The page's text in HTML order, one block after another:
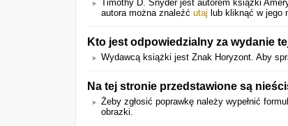
Timothy D. Snyder jest autorem książki
autora można znaleźć utaj lub kliknąć w jego
Kto jest odpowiedzialny za wydanie
Wydawcą książki jest Znak Horyzont. Aby
Na tej stronie przedstawione są
Żeby zgłosić poprawkę należy wypełnić
obrazki.